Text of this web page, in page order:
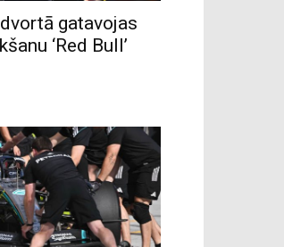
gatavojas
‘Red Bull’